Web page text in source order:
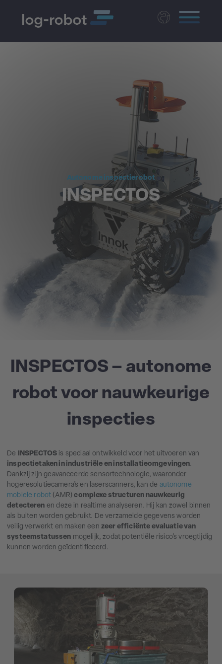
Magyar
Autonome inspectierobot
INSPECTOS
INSPECTOS – autonome
robot voor nauwkeurige
inspecties
De INSPECTOS is speciaal ontwikkeld voor het uitvoeren van
inspectietaken in industriële en installatieomgevingen.
Dankzij zijn geavanceerde sensortechnologie, waaronder
hogeresolutiecamera’s en laserscanners, kan de autonome
mobiele robot (AMR)complexe structuren nauwkeurig
detecteren en deze in realtime analyseren. Hij kan zowel binnen
als buiten worden gebruikt. De verzamelde gegevens worden
veilig verwerkt en maken een zeer efficiënte evaluatie van
systeemstatussen mogelijk, zodat potentiële risico’s vroegtijdig
kunnen worden geïdentificeerd.